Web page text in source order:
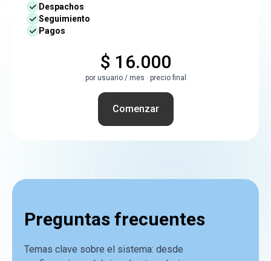
Despachos
Seguimiento
Pagos
$ 16.000
por usuario / mes · precio final
Comenzar
Preguntas frecuentes
Temas clave sobre el sistema: desde